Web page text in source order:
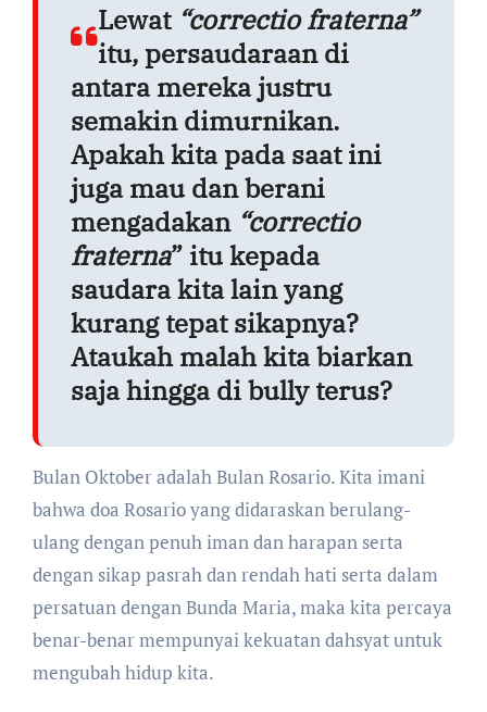
Lewat “correctio fraterna”
itu, persaudaraan di
antara mereka justru
semakin dimurnikan.
Apakah kita pada saat ini
juga mau dan berani
mengadakan “correctio
fraterna” itu kepada
saudara kita lain yang
kurang tepat sikapnya?
Ataukah malah kita biarkan
saja hingga di bully terus?
Bulan Oktober adalah Bulan Rosario. Kita imani
bahwa doa Rosario yang didaraskan berulang-
ulang dengan penuh iman dan harapan serta
dengan sikap pasrah dan rendah hati serta dalam
persatuan dengan Bunda Maria, maka kita percaya
benar-benar mempunyai kekuatan dahsyat untuk
mengubah hidup kita.